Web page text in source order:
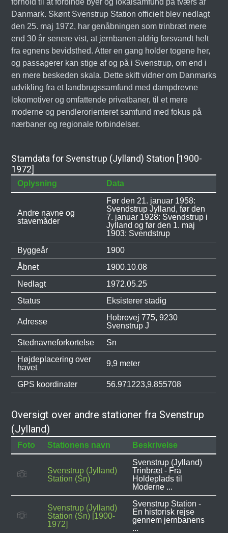
forhold til at forbinde byer og lokalsamfund på tværs af
Danmark. Skønt Svenstrup Station officielt blev nedlagt
den 25. maj 1972, har genåbningen som trinbræt mere
end 30 år senere vist, at jernbanen aldrig forsvandt helt
fra egnens bevidsthed. Atter en gang holder togene her,
og passagerer kan stige af og på i Svenstrup, om end i
en mere beskeden skala. Dette skift vidner om Danmarks
udvikling fra et landbrugssamfund med dampdrevne
lokomotiver og omfattende privatbaner, til et mere
moderne og pendlerorienteret samfund med fokus på
nærbaner og regionale forbindelser.
Stamdata for Svenstrup (Jylland) Station [1900-
1972]
Oplysning Data
Andre navne og
stavemåder
Før den 21. januar 1958:
Svendstrup Jylland, før den
7. januar 1928: Svendstrup i
Jylland og før den 1. maj
1903: Svendstrup
Byggeår
1900
Åbnet
1900.10.08
Nedlagt
1972.05.25
Status
Eksisterer stadig
Adresse
Hobrovej 775, 9230
Svenstrup J
Stednavneforkortelse
Sn
Højdeplacering over
havet
9,9 meter
GPS koordinater 56.971223,9.855708
Oversigt over andre stationer fra Svenstrup
(Jylland)
Foto Stationens navn Beskrivelse
Svenstrup (Jylland)
Station (Sn)
Svenstrup (Jylland)
Trinbræt - Fra
Holdeplads til
Moderne ...
Svenstrup (Jylland)
Station (Sn) [1900-
1972]
Svenstrup Station -
En historisk rejse
gennem jernbanens
...